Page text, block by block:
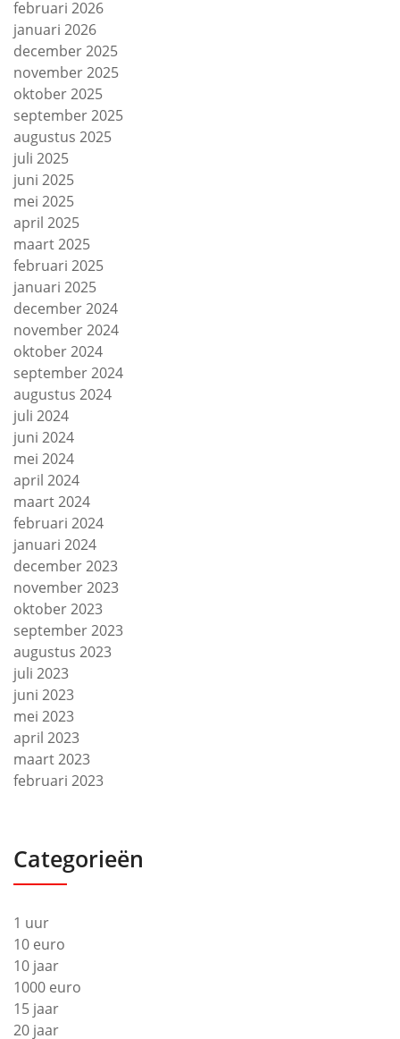
februari 2026
januari 2026
december 2025
november 2025
oktober 2025
september 2025
augustus 2025
juli 2025
juni 2025
mei 2025
april 2025
maart 2025
februari 2025
januari 2025
december 2024
november 2024
oktober 2024
september 2024
augustus 2024
juli 2024
juni 2024
mei 2024
april 2024
maart 2024
februari 2024
januari 2024
december 2023
november 2023
oktober 2023
september 2023
augustus 2023
juli 2023
juni 2023
mei 2023
april 2023
maart 2023
februari 2023
Categorieën
1 uur
10 euro
10 jaar
1000 euro
15 jaar
20 jaar